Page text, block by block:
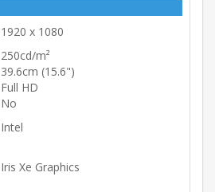
1920 x 1080
250cd/m²
39.6cm (15.6")
Full HD
No
Intel
Iris Xe Graphics